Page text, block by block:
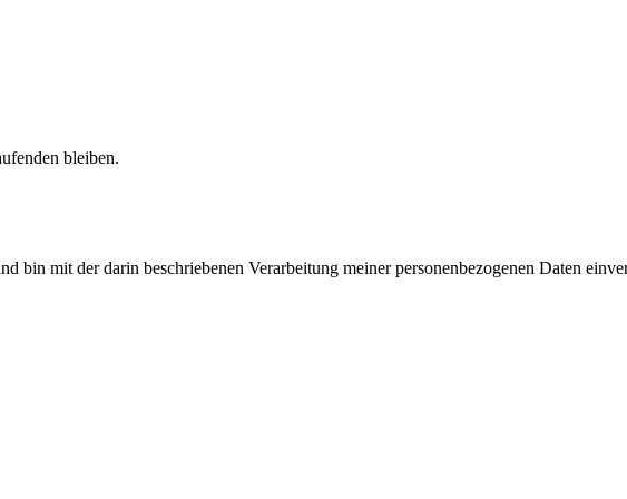
bleiben.
bin mit der darin beschriebenen Verarbeitung meiner personenbezogenen Daten